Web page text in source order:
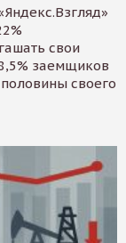
свои
заемщиков
своего